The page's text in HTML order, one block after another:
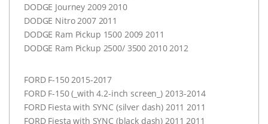
DODGE Journey 2009 2010
DODGE Nitro 2007 2011
DODGE Ram Pickup 1500 2009 2011
DODGE Ram Pickup 2500/ 3500 2010 2012
FORDF-150 2015-2017
FORDF-150 (_with 4.2-inch screen_) 2013-2014
FORDFiesta with SYNC (silver dash) 2011 2011
FORDFiesta with SYNC (black dash) 2011 2011